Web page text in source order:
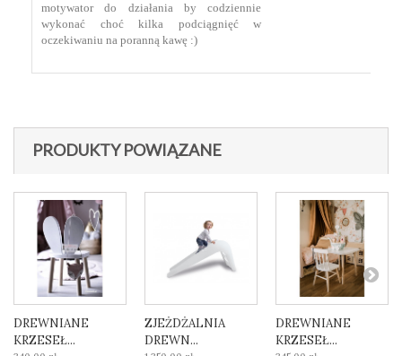
motywator do działania by codziennie
wykonać choć kilka podciągnięć w
oczekiwaniu na poranną kawę :)
PRODUKTY POWIĄZANE
DREWNIANE
KRZESEŁ...
ZJEŻDŻALNIA
DREWN...
DREWNIANE
KRZESEŁ...